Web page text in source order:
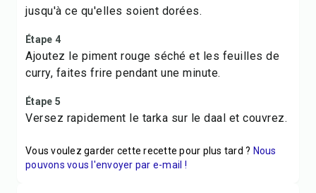
jusqu'à ce qu'elles soient dorées.
Étape 4
Ajoutez le piment rouge séché et les feuilles de
curry, faites frire pendant une minute.
Étape 5
Versez rapidement le tarka sur le daal et couvrez.
Vous voulez garder cette recette pour plus tard ? Nous
pouvons vous l'envoyer par e-mail !